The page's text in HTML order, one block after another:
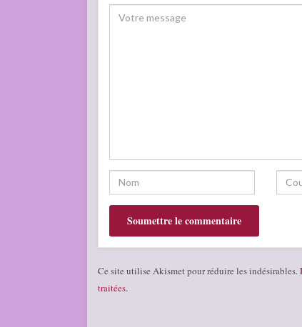
Ce site utilise Akismet pour réduire les indésirables.
traitées.